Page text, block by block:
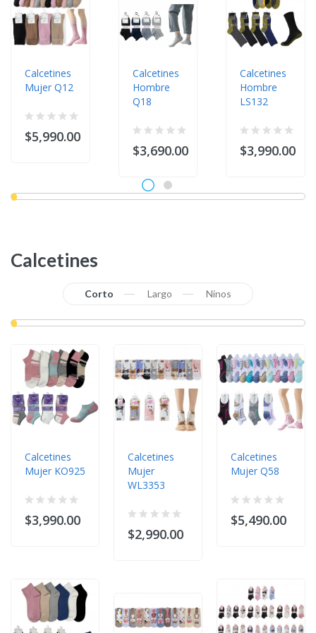
Calcetines
Mujer Q12
$5,990.00
Calcetines
Hombre
Q18
$3,690.00
Calcetines
Hombre
LS132
$3,990.00
Calcetines
Corto Largo Ninos
Calcetines
Mujer KO925
$3,990.00
Calcetines
Mujer
WL3353
$2,990.00
Calcetines
Mujer Q58
$5,490.00